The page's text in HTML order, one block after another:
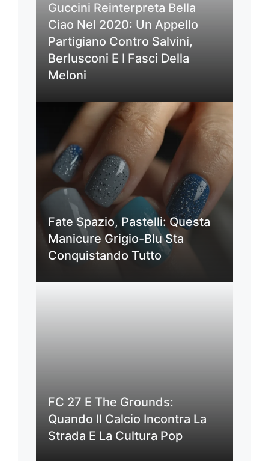
Guccini Reinterpreta Bella
Ciao Nel 2020: Un Appello
Partigiano Contro Salvini,
Berlusconi E I Fasci Della
Meloni
Fate Spazio, Pastelli: Questa
Manicure Grigio-Blu Sta
Conquistando Tutto
FC 27 E The Grounds:
Quando Il Calcio Incontra La
Strada E La Cultura Pop